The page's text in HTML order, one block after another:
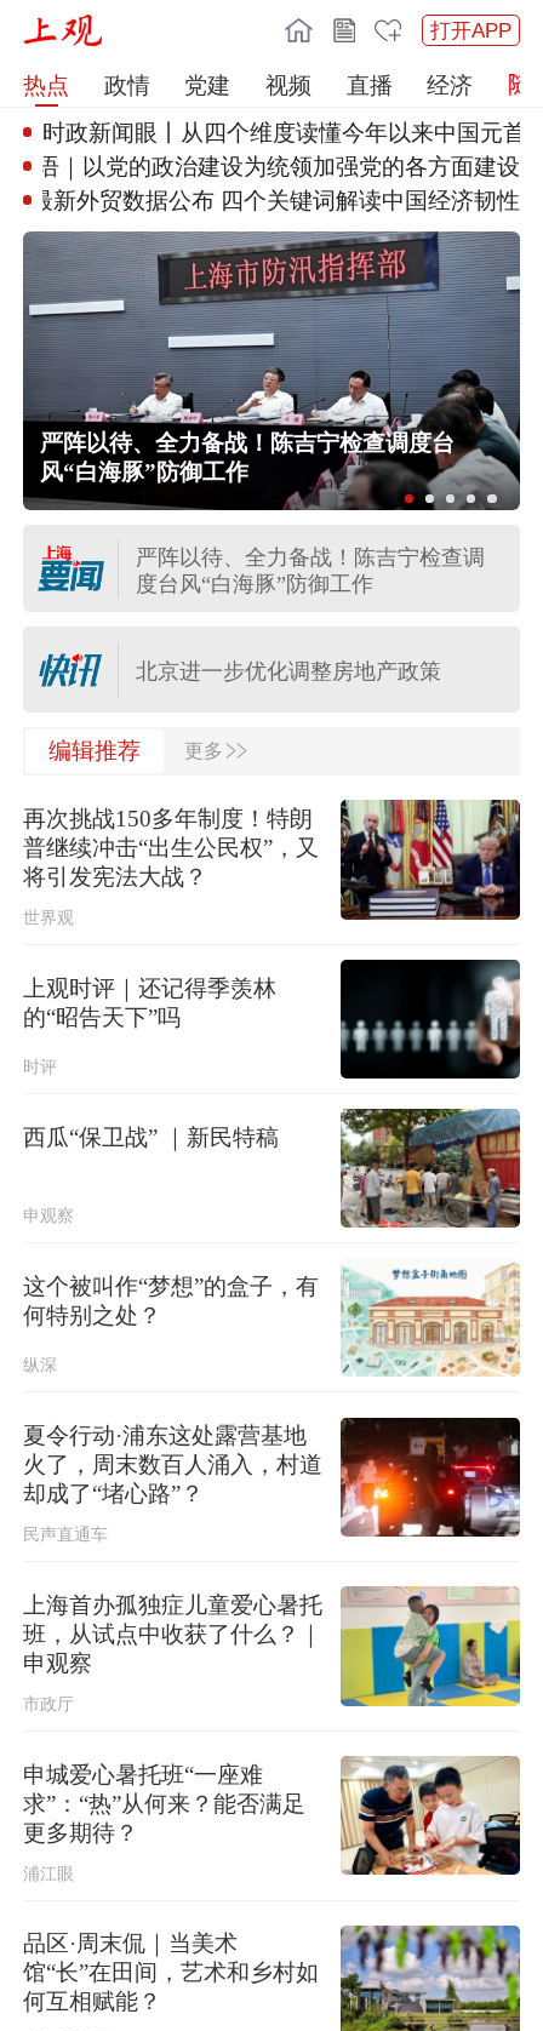
打开APP
热点 政情 党建 视频 直播
经济
时政新闻眼丨从四个维度读懂今年以来中国元首
学习·知行丨“敦煌，我心向往之”
南水北调中线工程调水突破800亿立方米
严阵以待、全力备战！陈吉宁检查调度台
风“白海豚”防御工作
严阵以待、全力备战！陈吉宁检查调
度台风“白海豚”防御工作
台湾发布台风“白海豚”海上警报
北京进一步优化调整房地产政策
四川宜宾市高县4.9级地震致1人死亡
日本民调显示近八成民众要求坚持“无
核三原则”，外交部：民心不可违
中国游客在泰国遭遇摩托车坠崖事
河南重新组织“三支一扶”笔试，此前考
试存在规模性组织作弊犯罪行为
台湾发布台风“白海豚”海上警报
北京进一步优化调整房地产政策
编辑推荐 更多 >>
再次挑战150多年制度！特朗
普继续冲击“出生公民权”，又
将引发宪法大战？
世界观
上观时评｜还记得季羡林
的“昭告天下”吗
时评
西瓜“保卫战” ｜新民特稿
申观察
这个被叫作“梦想”的盒子，有
何特别之处？
纵深
夏令行动·浦东这处露营基地
火了，周末数百人涌入，村道
却成了“堵心路”？
民声直通车
上海首办孤独症儿童爱心暑托
班，从试点中收获了什么？｜
申观察
市政厅
申城爱心暑托班“一座难
求”：“热”从何来？能否满足
更多期待？
浦江眼
品区·周末侃｜当美术
馆“长”在田间，艺术和乡村如
何互相赋能？